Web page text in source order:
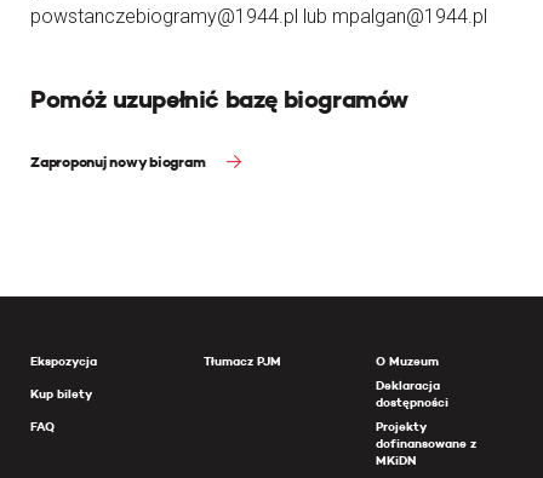
powstanczebiogramy@1944.pl lub mpalgan@1944.pl
Pomóż uzupełnić bazę biogramów
Zaproponuj nowy biogram
Ekspozycja
Kup bilety
FAQ
Tłumacz PJM
O Muzeum
Deklaracja
dostępności
Projekty
dofinansowane z
MKiDN